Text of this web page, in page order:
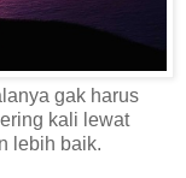
gak harus
kali lewat
lebih baik.